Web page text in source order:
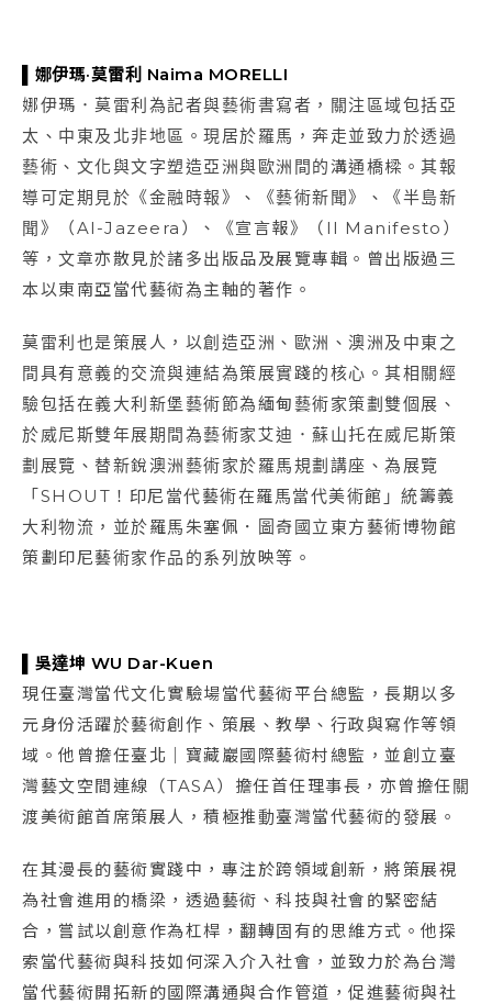
▌娜伊瑪·莫雷利 Naima MORELLI
娜伊瑪．莫雷利為記者與藝術書寫者，關注區域包括亞
太、中東及北非地區。現居於羅馬，奔走並致力於透過
藝術、文化與文字塑造亞洲與歐洲間的溝通橋樑。其報
導可定期見於《金融時報》、《藝術新聞》、《半島新
聞》（Al-Jazeera）、《宣言報》（Il Manifesto）
等，文章亦散見於諸多出版品及展覽專輯。曾出版過三
本以東南亞當代藝術為主軸的著作。
莫雷利也是策展人，以創造亞洲、歐洲、澳洲及中東之
間具有意義的交流與連結為策展實踐的核心。其相關經
驗包括在義大利新堡藝術節為緬甸藝術家策劃雙個展、
於威尼斯雙年展期間為藝術家艾迪．蘇山托在威尼斯策
劃展覽、替新銳澳洲藝術家於羅馬規劃講座、為展覽
「SHOUT！印尼當代藝術在羅馬當代美術館」統籌義
大利物流，並於羅馬朱塞佩．圖奇國立東方藝術博物館
策劃印尼藝術家作品的系列放映等。
▌吳達坤 WU Dar-Kuen
現任臺灣當代文化實驗場當代藝術平台總監，長期以多
元身份活躍於藝術創作、策展、教學、行政與寫作等領
域。他曾擔任臺北｜寶藏巖國際藝術村總監，並創立臺
灣藝文空間連線（TASA）擔任首任理事長，亦曾擔任關
渡美術館首席策展人，積極推動臺灣當代藝術的發展。
在其漫長的藝術實踐中，專注於跨領域創新，將策展視
為社會進用的橋梁，透過藝術、科技與社會的緊密結
合，嘗試以創意作為杠桿，翻轉固有的思維方式。他探
索當代藝術與科技如何深入介入社會，並致力於為台灣
當代藝術開拓新的國際溝通與合作管道，促進藝術與社